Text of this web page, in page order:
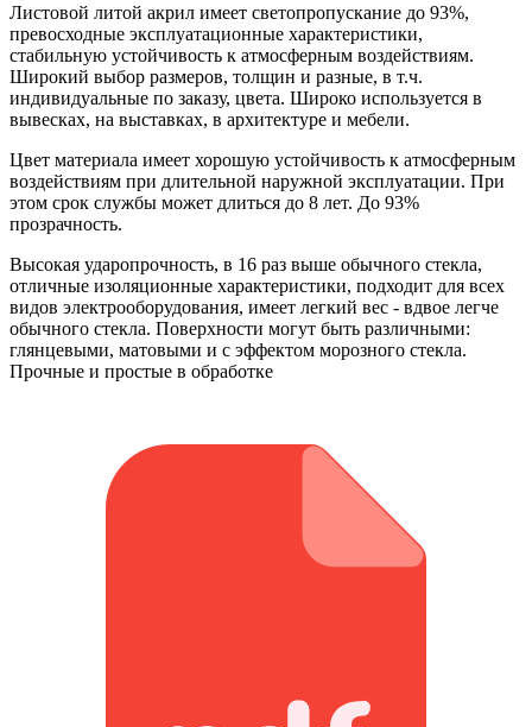
Листовой литой акрил имеет светопропускание до 93%,
превосходные эксплуатационные характеристики,
стабильную устойчивость к атмосферным воздействиям.
Широкий выбор размеров, толщин и разные, в т.ч.
индивидуальные по заказу, цвета. Широко используется в
вывесках, на выставках, в архитектуре и мебели.
Цвет материала имеет хорошую устойчивость к атмосферным
воздействиям при длительной наружной эксплуатации. При
этом срок службы может длиться до 8 лет. До 93%
прозрачность.
Высокая ударопрочность, в 16 раз выше обычного стекла,
отличные изоляционные характеристики, подходит для всех
видов электрооборудования, имеет легкий вес - вдвое легче
обычного стекла. Поверхности могут быть различными:
глянцевыми, матовыми и с эффектом морозного стекла.
Прочные и простые в обработке